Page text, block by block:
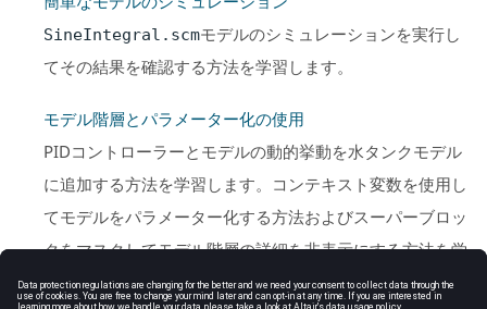
SineIntegral.scmモデルのシミュレーションを実行し
てその結果を確認する方法を学習します。
モデル階層とパラメーター化の使用
PIDコントローラーとモデルの動的挙動を水タンクモデル
に追加する方法を学習します。コンテキスト変数を使用し
てモデルをパラメーター化する方法およびスーパーブロッ
クをマスクしてモデル階層の詳細を非表示にする方法を学
習します。